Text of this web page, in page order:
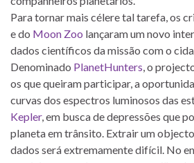
Para tornar mais célere tal tarefa, os
e do Moon Zoo lançaram um novo
dados científicos da missão com o
Denominado PlanetHunters, o
os que queiram participar, a
curvas dos espectros luminosos das
Kepler, em busca de depressões que
planeta em trânsito. Extrair um
dados será extremamente difícil. No